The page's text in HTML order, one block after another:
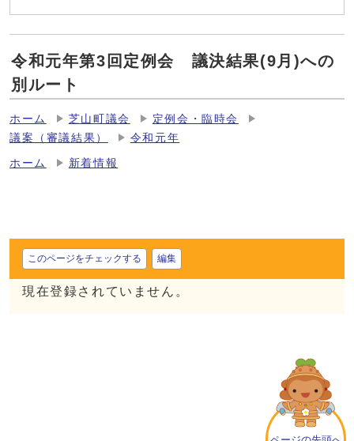
令和元年第3回定例会 議決結果(9月)への
別ルート
ホーム 芝山町議会
定例会・臨時会
議案（審議結果）
令和元年
ホーム 新着情報
このページをチェックする 編集
現在登録されていません。